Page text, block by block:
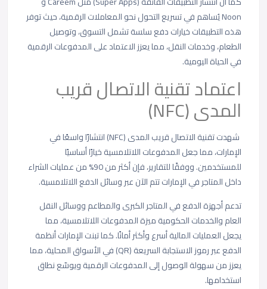
Noon يُساهم في تسريع التحول نحو المعاملات الرقمية، حيث توفر
هذه التطبيقات خيارات دفع سلسة تشمل التسوق، وتوصيل
الطعام، وخدمات النقل، مما يعزز الاعتماد على المدفوعات الرقمية
في الحياة اليومية.
اعتماد تقنية الاتصال قريب
المدى (NFC)
شهدت تقنية الاتصال قريب المدى (NFC) انتشارًا واسعًا في
الإمارات، مما جعل المدفوعات اللاتلامسية خيارًا أساسيًا
للمستخدمين. ووفقًا للتقارير، فإن أكثر من 90% من عمليات الشراء
داخل المتاجر في الإمارات تتم الآن عبر وسائل الدفع اللاتلامسية.
تدعم أجهزة الدفع في المتاجر الكبرى والمطاعم ووسائل النقل
العام والخدمات الحكومية ميزة المدفوعات اللاتلامسية، مما
يجعل العمليات المالية أسرع وأكثر أمانًا. كما تبنت الإمارات أنظمة
الدفع عبر رموز الاستجابة السريعة (QR) في الأسواق المحلية، مما
يعزز من سهولة الوصول إلى المدفوعات الرقمية ويوسّع نطاق
استخدامها.